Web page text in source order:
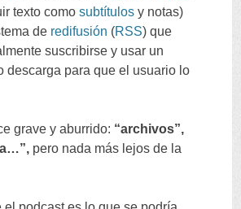
texto como subtítulos y notas)
de redifusión (RSS)que
suscribirse y usar un
descarga para que el usuario lo
grave y aburrido: “archivos”,
…”, pero nada más lejos de la